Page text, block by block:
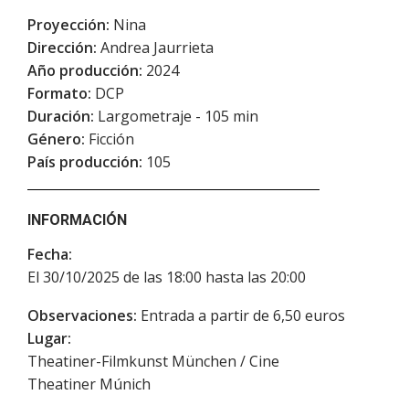
Proyección: Nina
Dirección: Andrea Jaurrieta
Año producción: 2024
Formato: DCP
Duración: Largometraje - 105 min
Género: Ficción
País producción: 105
INFORMACIÓN
Fecha:
El 30/10/2025 de las 18:00 hasta las 20:00
Observaciones: Entrada a partir de 6,50 euros
Lugar:
Theatiner-Filmkunst München / Cine
Theatiner Múnich